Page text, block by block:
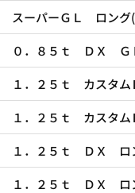
スーパーＧＬ ロング
０．８５ｔ ＤＸ Ｇ
１．２５ｔ カスタム
１．２５ｔ カスタ
１．２５ｔ ＤＸ ロ
１．２５ｔ ＤＸ ロ